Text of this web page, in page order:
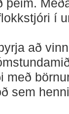
þeim.
í
að
sem